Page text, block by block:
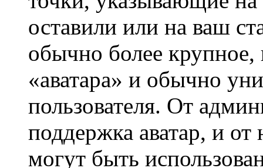
оставили или на ваш
обычно более крупное,
«аватара» и обычно
пользователя. От
поддержка аватар, и от
могут быть